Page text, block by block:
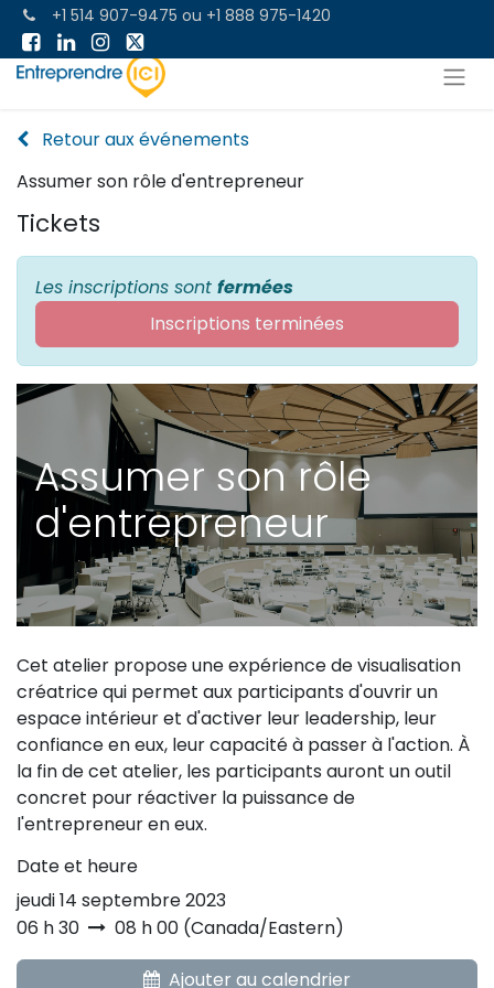
Retour aux événements
Assumer son rôle d'entrepreneur
Tickets
Les inscriptions sont fermées
Inscriptions terminées
Assumer son rôle
d'entrepreneur
Cet atelier propose une expérience de visualisation
créatrice qui permet aux participants d'ouvrir un
espace intérieur et d'activer leur leadership, leur
confiance en eux, leur capacité à passer à l'action. À
la fin de cet atelier, les participants auront un outil
concret pour réactiver la puissance de
l'entrepreneur en eux.
Date et heure
jeudi 14 septembre 2023
06 h 30
08 h 00 (Canada/Eastern)
Ajouter au calendrier
+1 514 907-9475 ou +1 888 975-1420